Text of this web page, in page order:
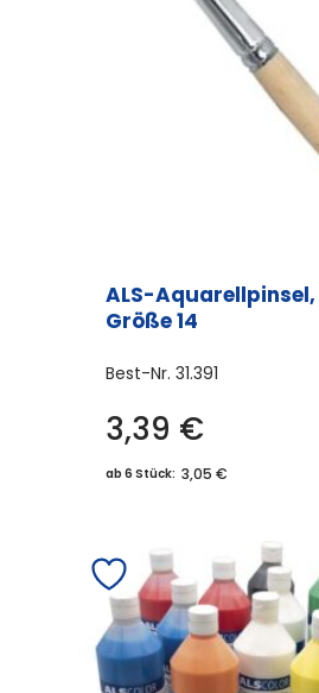
ALS-
Größe 14
Best-Nr. 31.391
3,39 €
ab 6 Stück: 3,05 €